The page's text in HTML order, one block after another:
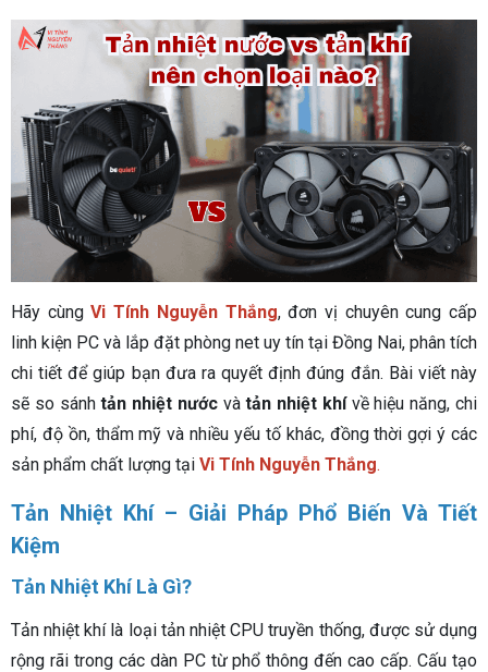
Hãy cùngVi Tính Nguyễn Thắng, đơn vị chuyên cung cấp
linh kiện PC và lắp đặt phòng net uy tín tại Đồng Nai, phân tích
chi tiết để giúp bạn đưa ra quyết định đúng đắn. Bài viết này
sẽ so sánhtản nhiệt nướcvàtản nhiệt khívề hiệu năng, chi
phí, độ ồn, thẩm mỹ và nhiều yếu tố khác, đồng thời gợi ý các
sản phẩm chất lượng tại Vi Tính Nguyễn Thắng.
Tản Nhiệt Khí – Giải Pháp Phổ Biến Và Tiết
Kiệm
Tản Nhiệt Khí Là Gì?
Tản nhiệt khí là loại tản nhiệt CPU truyền thống, được sử dụng
rộng rãi trong các dàn PC từ phổ thông đến cao cấp. Cấu tạo